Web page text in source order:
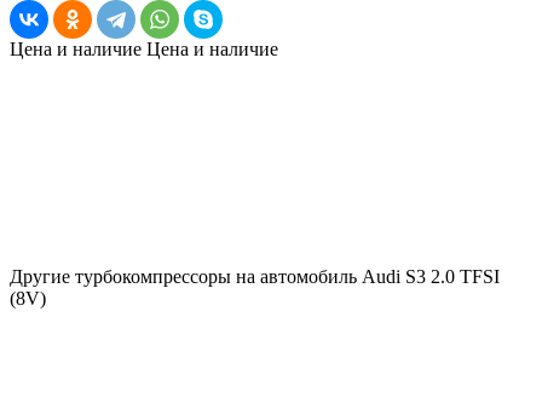
Цена и наличие Цена и наличие
Другие турбокомпрессоры на автомобиль Audi S3 2.0 TFSI
(8V)